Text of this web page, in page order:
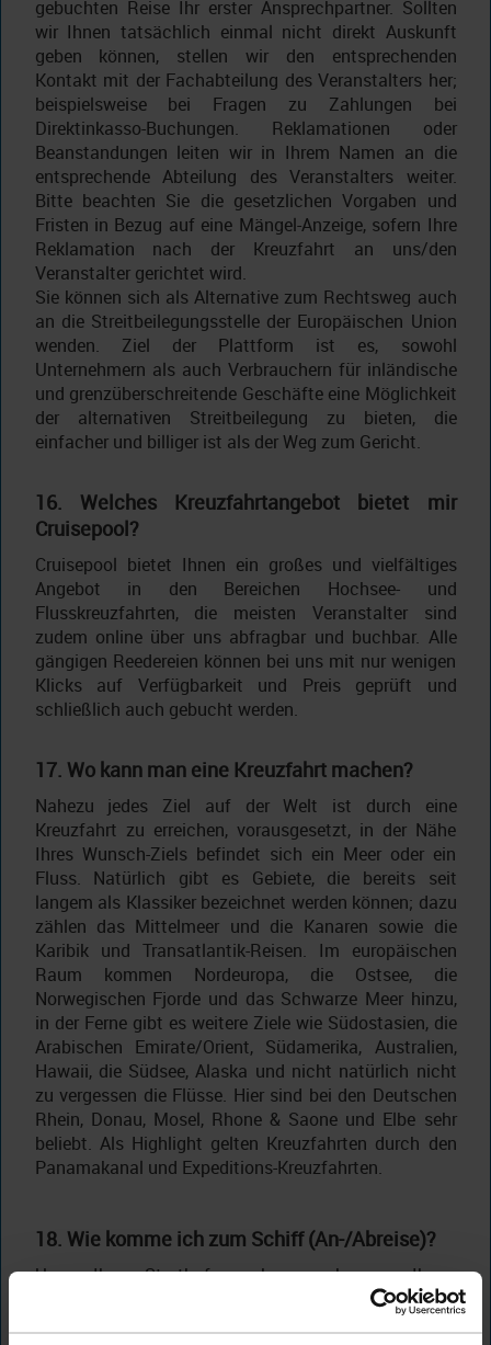
gebuchten Reise Ihr erster Ansprechpartner. Sollten
wir Ihnen tatsächlich einmal nicht direkt Auskunft
geben können, stellen wir den entsprechenden
Kontakt mit der Fachabteilung des Veranstalters her;
beispielsweise bei Fragen zu Zahlungen bei
Direktinkasso-Buchungen. Reklamationen oder
Beanstandungen leiten wir in Ihrem Namen an die
entsprechende Abteilung des Veranstalters weiter.
Bitte beachten Sie die gesetzlichen Vorgaben und
Fristen in Bezug auf eine Mängel-Anzeige, sofern Ihre
Reklamation nach der Kreuzfahrt an uns/den
Veranstalter gerichtet wird.
Sie können sich als Alternative zum Rechtsweg auch
an die Streitbeilegungsstelle der Europäischen Union
wenden. Ziel der Plattform ist es, sowohl
Unternehmern als auch Verbrauchern für inländische
und grenzüberschreitende Geschäfte eine Möglichkeit
der alternativen Streitbeilegung zu bieten, die
einfacher und billiger ist als der Weg zum Gericht.
16. Welches Kreuzfahrtangebot bietet mir
Cruisepool?
Cruisepool bietet Ihnen ein großes und vielfältiges
Angebot in den Bereichen Hochsee- und
Flusskreuzfahrten, die meisten Veranstalter sind
zudem online über uns abfragbar und buchbar. Alle
gängigen Reedereien können bei uns mit nur wenigen
Klicks auf Verfügbarkeit und Preis geprüft und
schließlich auch gebucht werden.
17. Wo kann man eine Kreuzfahrt machen?
Nahezu jedes Ziel auf der Welt ist durch eine
Kreuzfahrt zu erreichen, vorausgesetzt, in der Nähe
Ihres Wunsch-Ziels befindet sich ein Meer oder ein
Fluss. Natürlich gibt es Gebiete, die bereits seit
langem als Klassiker bezeichnet werden können; dazu
zählen das Mittelmeer und die Kanaren sowie die
Karibik und Transatlantik-Reisen. Im europäischen
Raum kommen Nordeuropa, die Ostsee, die
Norwegischen Fjorde und das Schwarze Meer hinzu,
in der Ferne gibt es weitere Ziele wie Südostasien, die
Arabischen Emirate/Orient, Südamerika, Australien,
Hawaii, die Südsee, Alaska und nicht natürlich nicht
zu vergessen die Flüsse. Hier sind bei den Deutschen
Rhein, Donau, Mosel, Rhone & Saone und Elbe sehr
beliebt. Als Highlight gelten Kreuzfahrten durch den
Panamakanal und Expeditions-Kreuzfahrten.
18. Wie komme ich zum Schiff (An-/Abreise)?
Um zu Ihrem Starthafen zu kommen bzw. von Ihrem
Zielhafen wieder nach Hause zu gelangen, gibt es
verschiedene Möglichkeiten. Bei Kreuzfahrten ab/bis